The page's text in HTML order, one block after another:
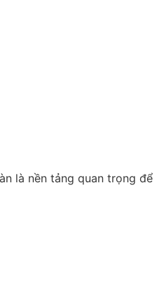
là nền tảng quan trọng để